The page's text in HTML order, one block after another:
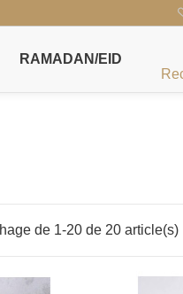
RAMADAN/EID
de 1-20 de 20 article(s)